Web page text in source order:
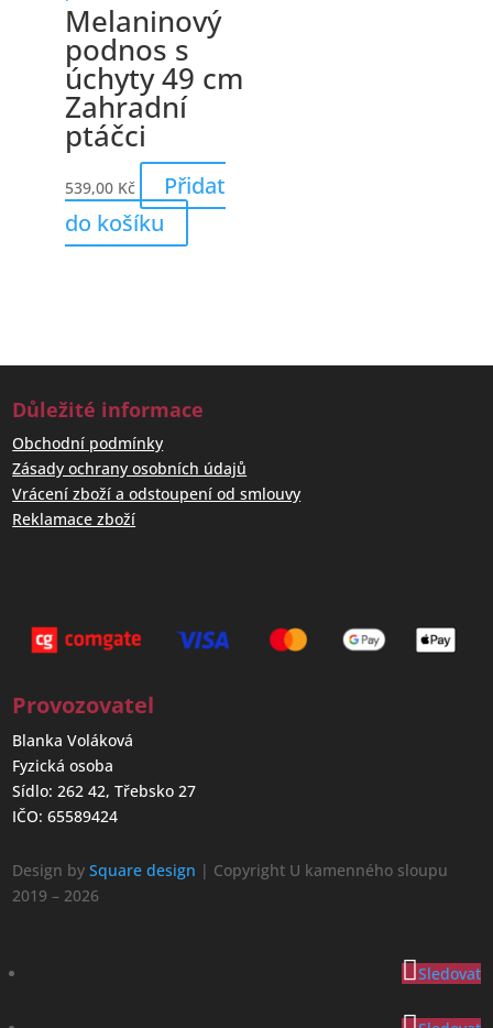
Melaninový
podnos s
úchyty 49 cm
Zahradní
ptáčci
539,00 Kč
Přidat
do košíku
Důležité informace
Obchodní podmínky
Zásady ochrany osobních údajů
Vrácení zboží a odstoupení od smlouvy
Reklamace zboží
Provozovatel
Blanka Voláková
Fyzická osoba
Sídlo: 262 42, Třebsko 27
IČO: 65589424
Design bySquare design | Copyright U kamenného sloupu
2019 – 2026
Sledovat